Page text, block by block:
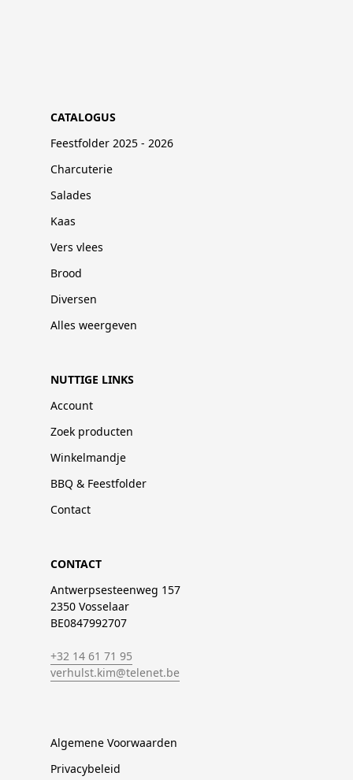
CATALOGUS
Feestfolder 2025 - 2026
Charcuterie
Salades
Kaas
Vers vlees
Brood
Diversen
Alles weergeven
NUTTIGE LINKS
Account
Zoek producten
Winkelmandje
BBQ & Feestfolder
Contact
CONTACT
Antwerpsesteenweg 157
2350 Vosselaar
BE0847992707
+32 14 61 71 95
verhulst.kim@telenet.be
Algemene Voorwaarden
Privacybeleid